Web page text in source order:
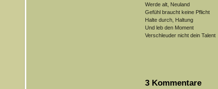
Werde alt, Neuland
Gefühl braucht keine Pflicht
Halte durch, Haltung
Und leb den Moment
Verschleuder nicht dein Talent
3 Kommentare